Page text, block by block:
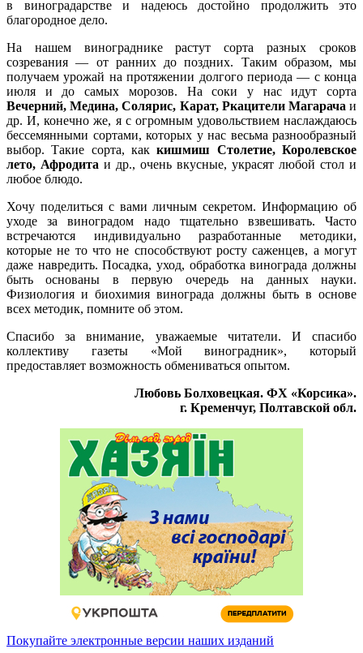
в виноградарстве и надеюсь достойно продолжить это
благородное дело.
На нашем винограднике растут сорта разных сроков
созревания — от ранних до поздних. Таким образом, мы
получаем урожай на протяжении долгого периода — с конца
июля и до самых морозов. На соки у нас идут сорта
Вечерний, Медина, Солярис, Карат, Ркацители Магарача и
др. И, конечно же, я с огромным удовольствием наслаждаюсь
бессемянными сортами, которых у нас весьма разнообразный
выбор. Такие сорта, каккишмиш Столетие, Королевское
лето, Афродита и др., очень вкусные, украсят любой стол и
любое блюдо.
Хочу поделиться с вами личным секретом. Информацию об
уходе за виноградом надо тщательно взвешивать. Часто
встречаются индивидуально разработанные методики,
которые не то что не способствуют росту саженцев, а могут
даже навредить. Посадка, уход, обработка винограда должны
быть основаны в первую очередь на данных науки.
Физиология и биохимия винограда должны быть в основе
всех методик, помните об этом.
Спасибо за внимание, уважаемые читатели. И спасибо
коллективу газеты «Мой виноградник», который
предоставляет возможность обмениваться опытом.
Любовь Болховецкая. ФХ «Корсика».
г. Кременчуг, Полтавской обл.
Покупайте электронные версии наших изданий